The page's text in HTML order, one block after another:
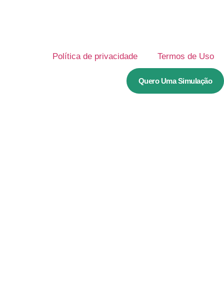
Política de privacidade Termos de Uso
Quero Uma Simulação